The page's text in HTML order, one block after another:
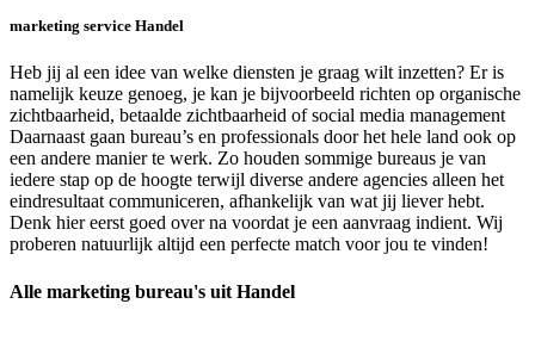
marketing service Handel
Heb jij al een idee van welke diensten je graag wilt inzetten? Er is
namelijk keuze genoeg, je kan je bijvoorbeeld richten op organische
zichtbaarheid, betaalde zichtbaarheid of social media management
Daarnaast gaan bureau’s en professionals door het hele land ook op
een andere manier te werk. Zo houden sommige bureaus je van
iedere stap op de hoogte terwijl diverse andere agencies alleen het
eindresultaat communiceren, afhankelijk van wat jij liever hebt.
Denk hier eerst goed over na voordat je een aanvraag indient. Wij
proberen natuurlijk altijd een perfecte match voor jou te vinden!
Alle marketing bureau's uit Handel